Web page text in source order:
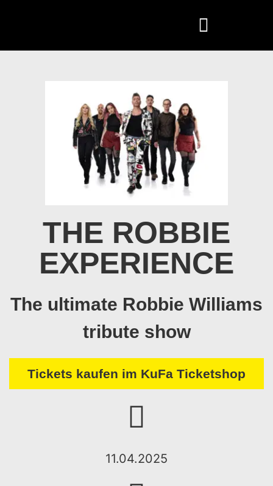
THE ROBBIE
EXPERIENCE
The ultimate Robbie Williams
tribute show
Tickets kaufen im KuFa Ticketshop
11.04.2025